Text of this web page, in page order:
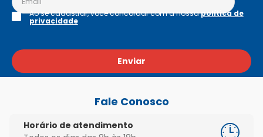
Enviar
Ao se cadastrar, você concordar com a nossapolítica de
privacidade
Fale Conosco
Horário de atendimento